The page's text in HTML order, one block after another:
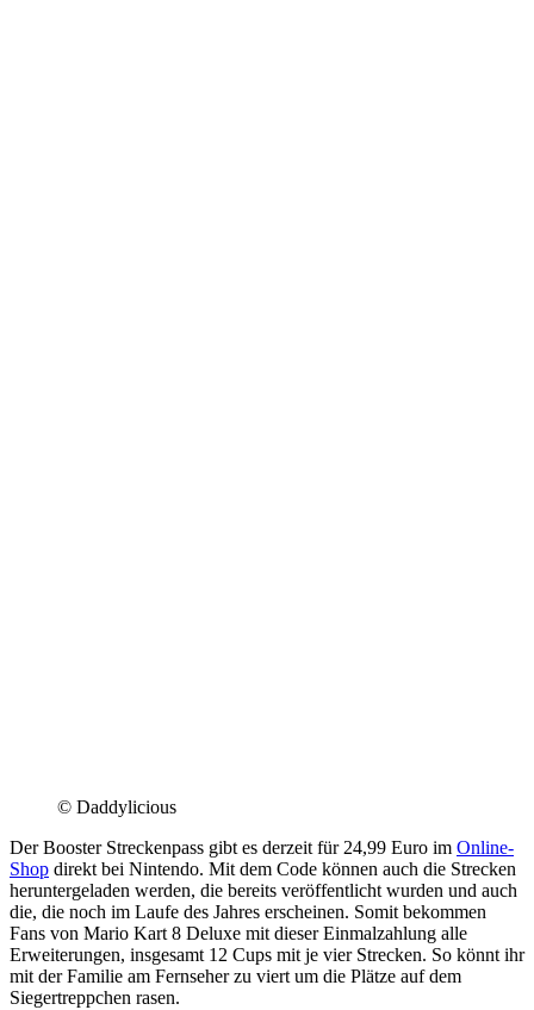
© Daddylicious
Der Booster Streckenpass gibt es derzeit für 24,99 Euro im Online-
Shop direkt bei Nintendo. Mit dem Code können auch die Strecken
heruntergeladen werden, die bereits veröffentlicht wurden und auch
die, die noch im Laufe des Jahres erscheinen. Somit bekommen
Fans von Mario Kart 8 Deluxe mit dieser Einmalzahlung alle
Erweiterungen, insgesamt 12 Cups mit je vier Strecken. So könnt ihr
mit der Familie am Fernseher zu viert um die Plätze auf dem
Siegertreppchen rasen.